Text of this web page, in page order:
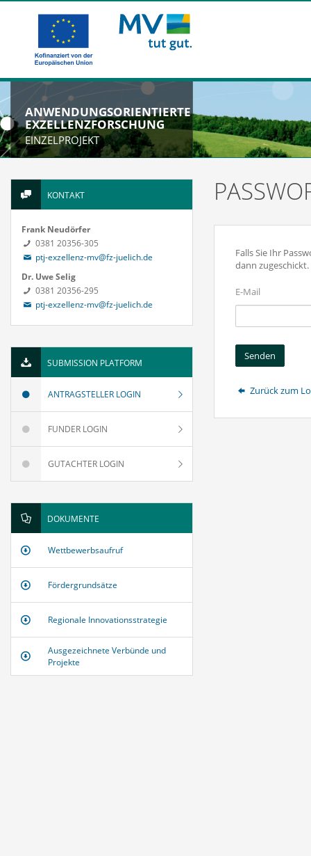
ANWENDUNGSORIENTIERTE
EXZELLENZFORSCHUNG
EINZELPROJEKT
KONTAKT
Frank Neudörfer
0381 20356-305
ptj-exzellenz-mv@fz-juelich.de
Dr. Uwe Selig
0381 20356-295
ptj-exzellenz-mv@fz-juelich.de
SUBMISSION PLATFORM
ANTRAGSTELLER LOGIN
FUNDER LOGIN
GUTACHTER LOGIN
DOKUMENTE
Wettbewerbsaufruf
Fördergrundsätze
Regionale Innovationsstrategie
Ausgezeichnete Verbünde und
Projekte
Falls Sie Ihr
dann zugeschickt.
E-Mail
Senden
Zurück zum